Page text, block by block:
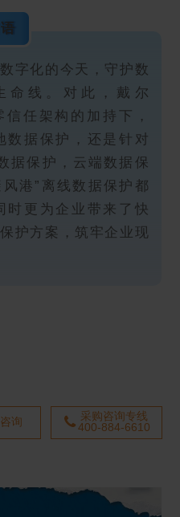
字化的今天，守护数
命线。对此，戴尔
任架构的加持下，
数据保护，还是针对
据保护，云端数据保
港”离线数据保护都
时更为企业带来了快
护方案，筑牢企业现
询
采购咨询专线
400-884-6610